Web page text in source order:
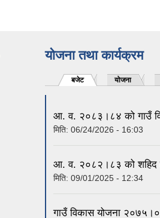
योजना तथा कार्यक्रम
बजेट योजना
आ. व. २०८३।८४ को गाउँ
मिति: 06/24/2026 - 16:03
आ. व. २०८२।८३ को शहिद
मिति: 09/01/2025 - 12:34
गाउँ विकास योजना